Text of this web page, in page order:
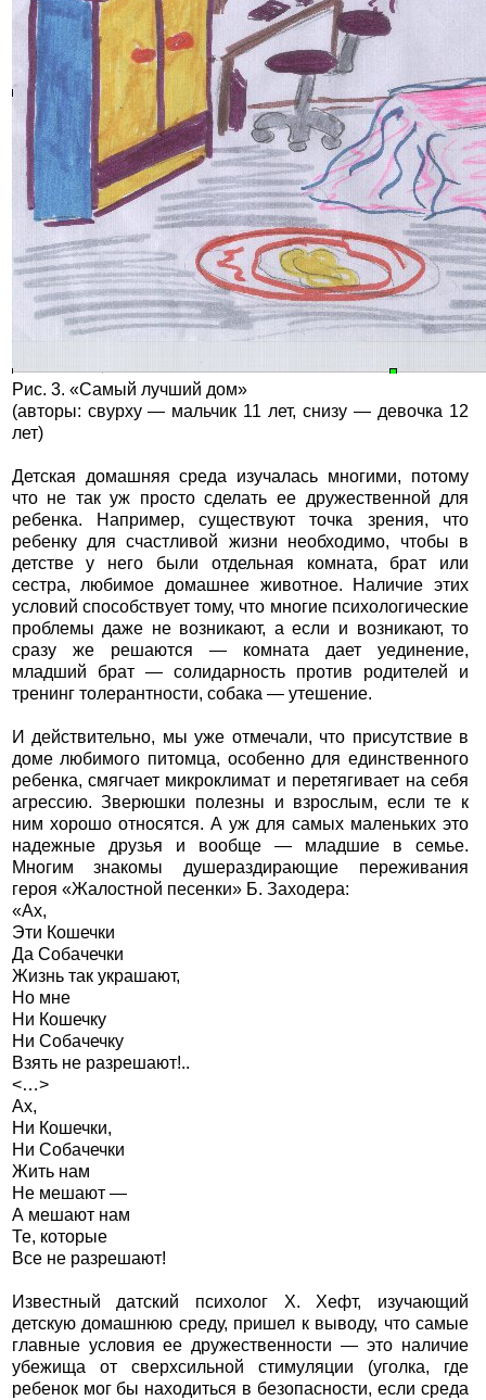
Рис. 3. «Самый лучший дом»
(авторы: свурху — мальчик 11 лет, снизу — девочка 12
лет)
Детская домашняя среда изучалась многими, потому
что не так уж просто сделать ее дружественной для
ребенка. Например, существуют точка зрения, что
ребенку для счастливой жизни необходимо, чтобы в
детстве у него были отдельная комната, брат или
сестра, любимое домашнее животное. Наличие этих
условий способствует тому, что многие психологические
проблемы даже не возникают, а если и возникают, то
сразу же решаются — комната дает уединение,
младший брат — солидарность против родителей и
тренинг толерантности, собака — утешение.
И действительно, мы уже отмечали, что присутствие в
доме любимого питомца, особенно для единственного
ребенка, смягчает микроклимат и перетягивает на себя
агрессию. Зверюшки полезны и взрослым, если те к
ним хорошо относятся. А уж для самых маленьких это
надежные друзья и вообще — младшие в семье.
Многим знакомы душераздирающие переживания
героя «Жалостной песенки» Б. Заходера:
«Ах,
Эти Кошечки
Да Собачечки
Жизнь так украшают,
Но мне
Ни Кошечку
Ни Собачечку
Взять не разрешают!..
<…>
Ах,
Ни Кошечки,
Ни Собачечки
Жить нам
Не мешают —
А мешают нам
Те, которые
Все не разрешают!
Известный датский психолог Х. Хефт, изучающий
детскую домашнюю среду, пришел к выводу, что самые
главные условия ее дружественности — это наличие
убежища от сверхсильной стимуляции (уголка, где
ребенок мог бы находиться в безопасности, если среда